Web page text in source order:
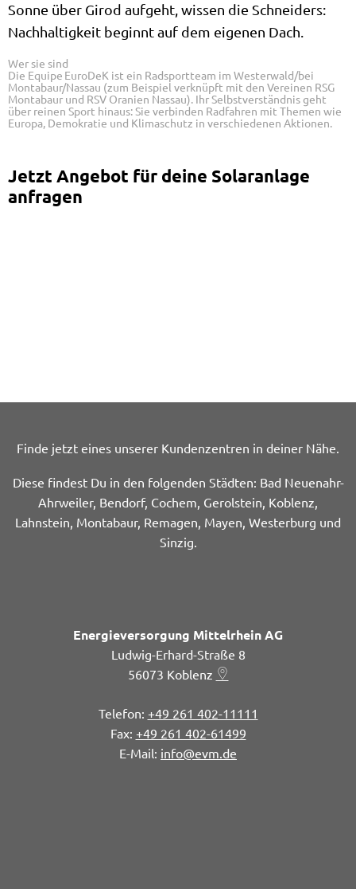
Sonne über Girod aufgeht, wissen die Schneiders:
Nachhaltigkeit beginnt auf dem eigenen Dach.
Wer sie sind
Die Equipe EuroDeK ist ein Radsportteam im Westerwald/bei
Montabaur/Nassau (zum Beispiel verknüpft mit den Vereinen RSG
Montabaur und RSV Oranien Nassau). Ihr Selbstverständnis geht
über reinen Sport hinaus: Sie verbinden Radfahren mit Themen wie
Europa, Demokratie und Klimaschutz in verschiedenen Aktionen.
Jetzt Angebot für deine Solaranlage
anfragen
Finde jetzt eines unserer Kundenzentren in deiner Nähe.
Diese findest Du in den folgenden Städten: Bad Neuenahr-
Ahrweiler, Bendorf, Cochem, Gerolstein, Koblenz,
Lahnstein, Montabaur, Remagen, Mayen, Westerburg und
Sinzig.
Energieversorgung Mittelrhein AG
Ludwig-Erhard-Straße 8
56073 Koblenz
+49 261 402-11111
+49 261 402-61499
info@evm.de